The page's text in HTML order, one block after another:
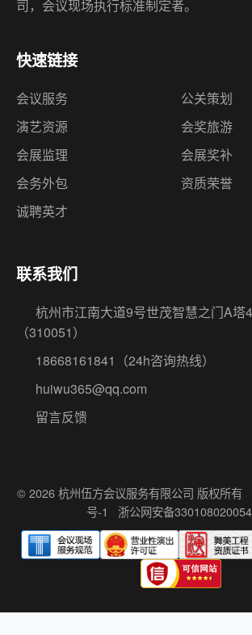
司，会议现场执行标准制定者。
快速链接
会议服务
公关策划
演艺资源
会奖旅游
会展监理
会展奖补
会务外包
资质荣誉
诚聘英才
联系我们
杭州市江南大道9号世茂智慧之门A塔
（310051）
18668161841
（24h咨询热线）
huiwu365@qq.com
留言反馈
© 2026 杭州伍方会议服务有限公司 版权所有
号-1
浙公网安备